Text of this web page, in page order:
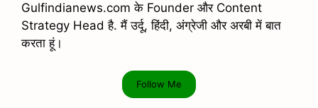
Gulfindianews.com के Founder और Content
Strategy Head है. मैं उर्दू, हिंदी, अंग्रेजी और अरबी में बात
करता हूं।
Follow Me